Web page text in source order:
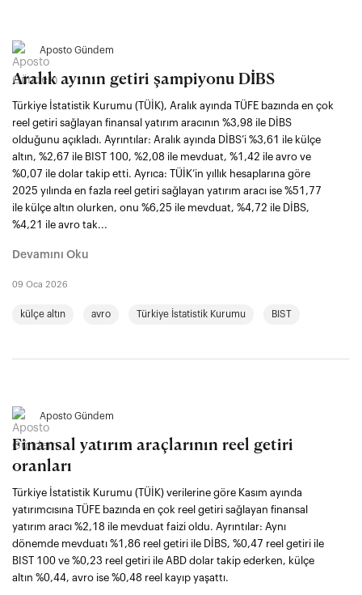
Aposto Gündem
Aralık ayının getiri şampiyonu DİBS
Türkiye İstatistik Kurumu (TÜİK), Aralık ayında TÜFE bazında en çok
reel getiri sağlayan finansal yatırım aracının %3,98 ile DİBS
olduğunu açıkladı. Ayrıntılar: Aralık ayında DİBS’i %3,61 ile külçe
altın, %2,67 ile BIST 100, %2,08 ile mevduat, %1,42 ile avro ve
%0,07 ile dolar takip etti. Ayrıca: TÜİK’in yıllık hesaplarına göre
2025 yılında en fazla reel getiri sağlayan yatırım aracı ise %51,77
ile külçe altın olurken, onu %6,25 ile mevduat, %4,72 ile DİBS,
%4,21 ile avro tak...
Devamını Oku
09 Oca 2026
külçe altın avro Türkiye İstatistik Kurumu BIST
Aposto Gündem
Finansal yatırım araçlarının reel getiri
oranları
Türkiye İstatistik Kurumu (TÜİK) verilerine göre Kasım ayında
yatırımcısına TÜFE bazında en çok reel getiri sağlayan finansal
yatırım aracı %2,18 ile mevduat faizi oldu. Ayrıntılar: Aynı
dönemde mevduatı %1,86 reel getiri ile DİBS, %0,47 reel getiri ile
BIST 100 ve %0,23 reel getiri ile ABD dolar takip ederken, külçe
altın %0,44, avro ise %0,48 reel kayıp yaşattı.